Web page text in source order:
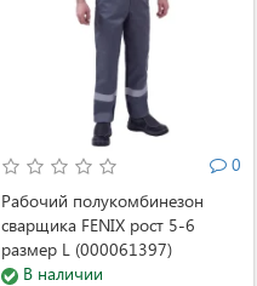
0
Рабочий полукомбинезон
сварщика FENIX рост 5-6
размер L (000061397)
В наличии